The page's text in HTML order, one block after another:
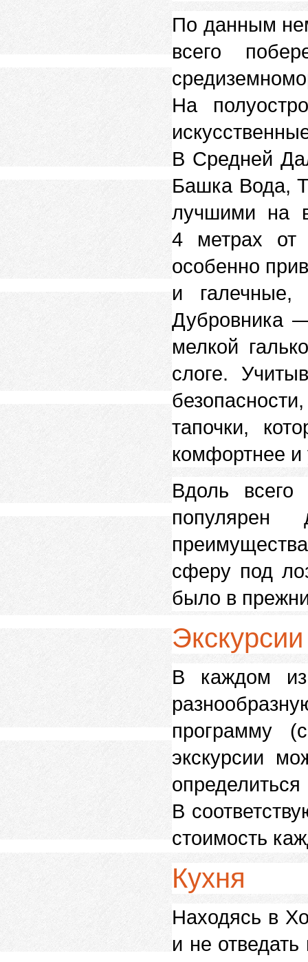
По данным
всего
На
В Средней
Башка Вода,
лучшими на
4 метрах от
особенно
и
Дубровника
мелкой
слоге.
тапочки,
комфортнее и
Вдоль
популярен
сферу под
было в
Экскурсии
В каждом из
программу
экскурсии
В
стоимость
Кухня
Находясь в
и не